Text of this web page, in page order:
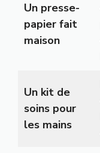
Un presse-
papier fait
maison
Un kit de
soins pour
les mains